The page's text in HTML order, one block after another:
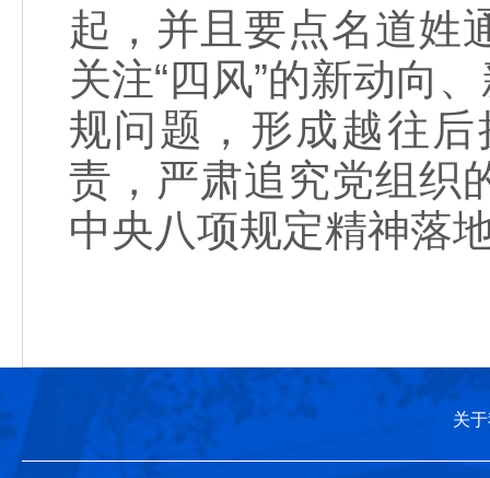
起，并且要点名道姓
关注“四风”的新动向
规问题，形成越往
责，严肃追究党组织
中央八项规定精神落
关